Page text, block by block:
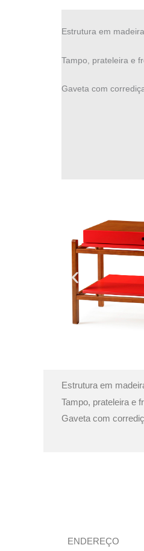
Estrutura em
Tampo, prateleira e
Gaveta com
Estrutura em
Tampo, prateleira e
Gaveta com
ENDEREÇO